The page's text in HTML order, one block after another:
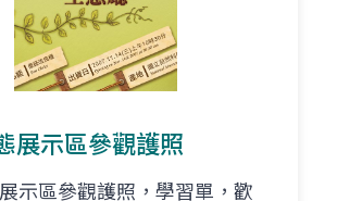
展示區參觀護照
示區參觀護照，學習單，歡